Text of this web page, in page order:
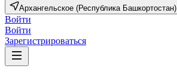
Архангельское (Республика Башкортостан)
Войти
Войти
Зарегистрироваться